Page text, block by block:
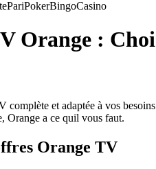
PariPokerBingoCasino
Orange :
complète et adaptée à vos
Orange a ce quil vous faut.
Orange TV